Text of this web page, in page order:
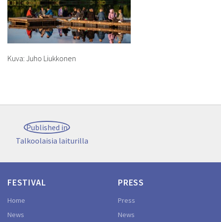
Kuva: Juho Liukkonen
Post
navigation
Published in
Talkoolaisia laiturilla
FESTIVAL
Home
News
PRESS
Press
News